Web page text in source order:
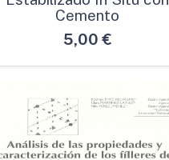
Cemento
5,00 €